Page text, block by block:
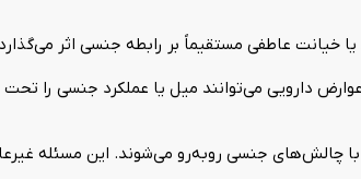
یا خیانت عاطفی مستقیماً بر رابطه جنسی اثر
دارویی می‌توانند میل یا عملکرد جنسی را تحت
با چالش‌های جنسی روبه‌رو می‌شوند. این مسئله